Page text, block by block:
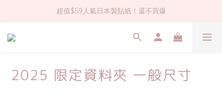
社群大人氣！各種有趣的打洞器
超值$59人氣日本製貼紙！還不買爆
全店$1500免運(台灣地區)
2025 限定資料夾 一般尺寸